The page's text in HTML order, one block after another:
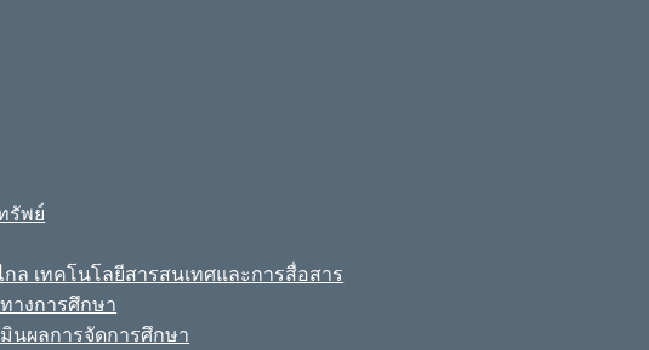
รัพย์
ล เทคโนโลยีสารสนเทศและการสื่อสาร
างการศึกษา
นผลการจัดการศึกษา